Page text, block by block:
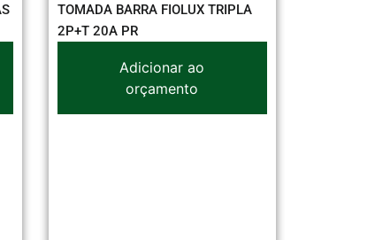
TOMADA BARRA FIOLUX TRIPLA
2P+T 20A PR
Adicionar ao
orçamento